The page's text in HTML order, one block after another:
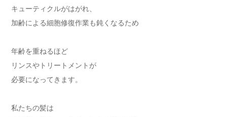
キューティクルがはがれ、
加齢による細胞修復作業も鈍くなるため
年齢を重ねるほど
リンスやトリートメントが
必要になってきます。
私たちの髪は